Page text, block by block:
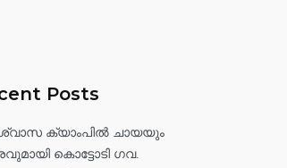
Posts
ക്യാംപിൽ ചായയും
കൊട്ടോടി ഗവ.